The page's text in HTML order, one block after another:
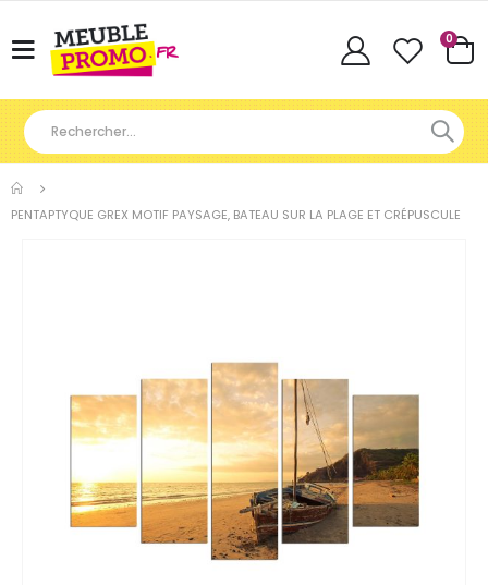
Basculer
Cart
0
PENTAPTYQUE GREX MOTIF PAYSAGE, BATEAU SUR LA PLAGE ET CRÉPUSCULE